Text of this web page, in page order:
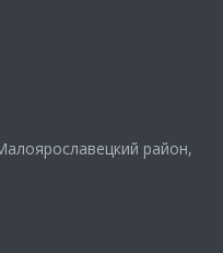
район,